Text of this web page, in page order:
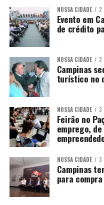
NOSSA CIDADE 2
Evento em
de crédito
NOSSA CIDADE 2
Campinas
turístico no
NOSSA CIDADE 3
Feirão no
emprego,
NOSSA CIDADE 3
Campinas
para